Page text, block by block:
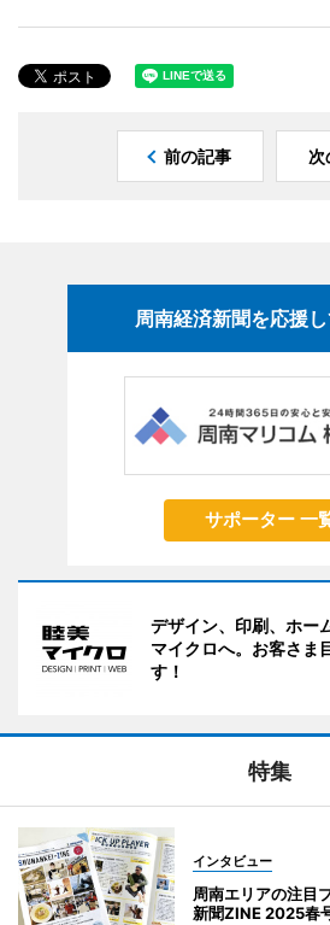
前の記事 次
周南経済新聞を応援
サポーター 一
デザイン、印刷、ホー
マイクロへ。お客さま
す！
特集
インタビュー
周南エリアの注目
新聞ZINE 2025春号